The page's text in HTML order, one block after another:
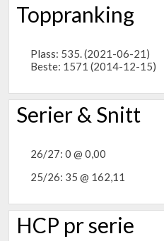
Toppranking
Plass: 535. (2021-06-21)
Beste: 1571 (2014-12-15)
Serier & Snitt
26/27: 0 @ 0,00
25/26: 35 @ 162,11
HCP pr serie